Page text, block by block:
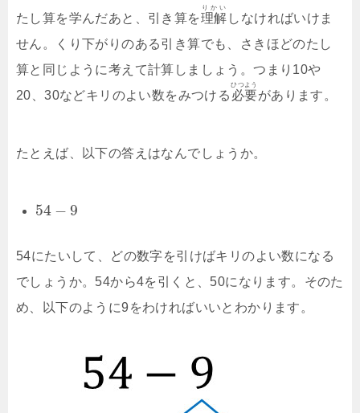
たし算を学んだあと、引き算を理解
りかい
しなければいけま
せん。くり下がりのある引き算でも、さきほどのたし
算と同じように考えて計算しましょう。つまり10や
20、30などキリのよい数をみつける 必要
ひつよう
があります。
たとえば、以下の答えはなんでしょうか。
54 − 9
54にたいして、どの数字を引けばキリのよい数になる
でしょうか。54から4を引くと、50になります。そのた
め、以下のように9をわければいいとわかります。